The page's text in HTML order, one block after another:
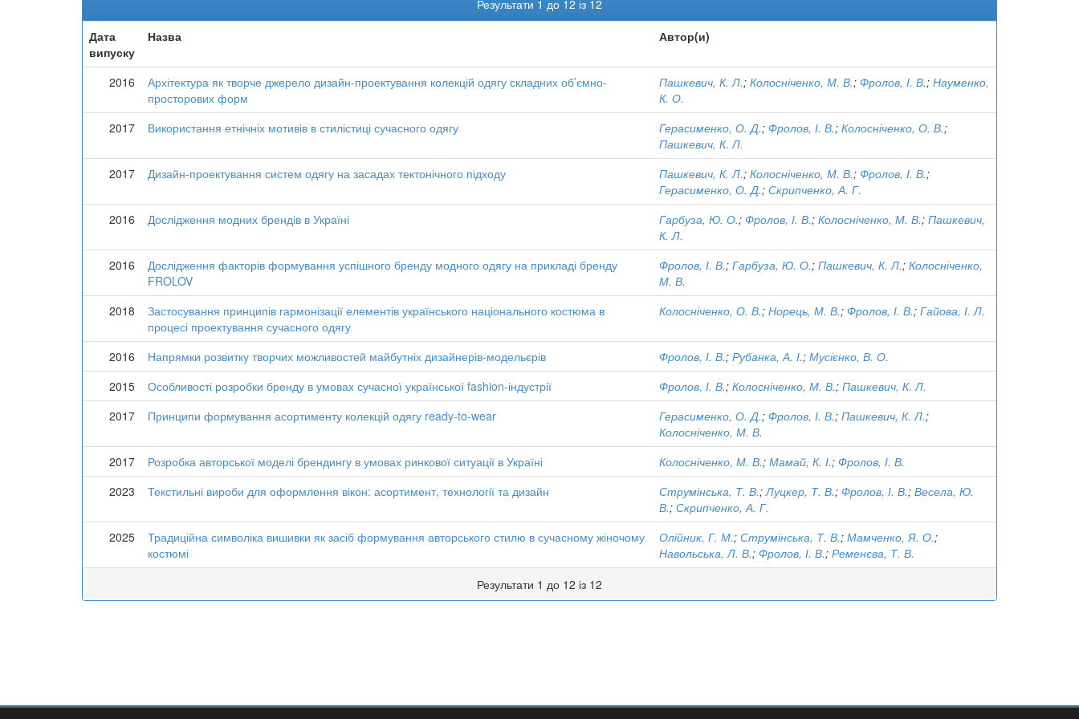
Результати 1 до 12 із 12
Дата
випуску
Назва Автор(и)
2016
Архітектура як творче джерело дизайн-проектування колекцій одягу складних об’ємно-
просторових форм
Пашкевич, К. Л.; Колосніченко, М. В.; Фролов, І. В.; Науменко,
К. О.
2017
Використання етнічніх мотивів в стилістиці сучасного одягу Герасименко, О. Д.; Фролов, І. В.; Колосніченко, О. В.;
Пашкевич, К. Л.
2017
Дизайн-проектування систем одягу на засадах тектонічного підходу Пашкевич, К. Л.; Колосніченко, М. В.; Фролов, І. В.;
Герасименко, О. Д.; Скрипченко, А. Г.
2016
Дослідження модних брендів в Україні Гарбуза, Ю. О.; Фролов, І. В.; Колосніченко, М. В.; Пашкевич,
К. Л.
2016
Дослідження факторів формування успішного бренду модного одягу на прикладі бренду
FROLOV
Фролов, І. В.; Гарбуза, Ю. О.; Пашкевич, К. Л.; Колосніченко,
М. В.
2018
Застосування принципів гармонізації елементів українського національного костюма в
процесі проектування сучасного одягу
Колосніченко, О. В.; Норець, М. В.; Фролов, І. В.; Гайова, І. Л.
2016 Напрямки розвитку творчих можливостей майбутніх дизайнерів-модельєрів Фролов, І. В.; Рубанка, А. І.; Мусієнко, В. О.
2015
Особливості розробки бренду в умовах сучасної української fashion-індустрії Фролов, І. В.; Колосніченко, М. В.; Пашкевич, К. Л.
2017
Принципи формування асортименту колекцій одягу ready-to-wear Герасименко, О. Д.; Фролов, І. В.; Пашкевич, К. Л.;
Колосніченко, М. В.
2017
Розробка авторської моделі брендингу в умовах ринкової ситуації в Україні Колосніченко, М. В.; Мамай, К. І.; Фролов, І. В.
2023
Текстильні вироби для оформлення вікон: асортимент, технології та дизайн Струмінська, Т. В.;Луцкер, Т. В.; Фролов, І. В.; Весела, Ю.
В.; Скрипченко, А. Г.
2025
Традиційна символіка вишивки як засіб формування авторського стилю в сучасному жіночому
костюмі
Олійник, Г. М.; Струмінська, Т. В.; Мамченко, Я. О.;
Навольська, Л. В.; Фролов, І. В.; Ременєва, Т. В.
Результати 1 до 12 із 12